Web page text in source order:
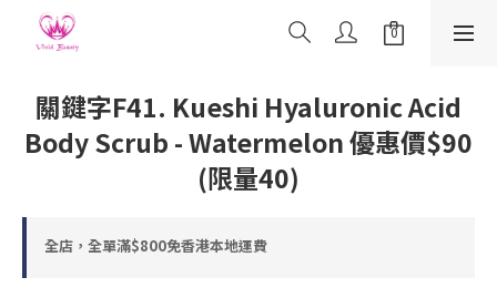
關鍵字F41. Kueshi Hyaluronic Acid
Body Scrub - Watermelon 優惠價$90
(限量40)
全店，全單滿$800免香港本地運費